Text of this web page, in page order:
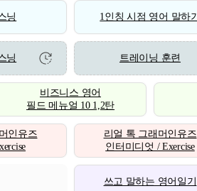
닝 1인칭 시점 영어 말하기
닝 트레이닝 훈련
비즈니스 영어
필드 메뉴얼 10 1,2탄
인유즈
리얼 톡 그래머인유즈
인터미디엇 / Exercise
쓰고 말하는 영어일기